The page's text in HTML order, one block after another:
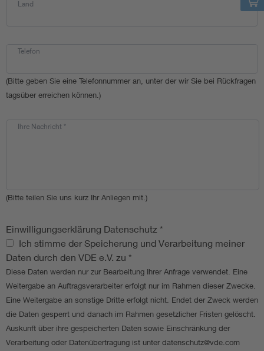
Land
Telefon
(Bitte geben Sie eine Telefonnummer an, unter der wir Sie bei Rückfragen
tagsüber erreichen können.)
Ihre Nachricht *
(Bitte teilen Sie uns kurz Ihr Anliegen mit.)
Einwilligungserklärung Datenschutz *
Einwilligungserklärung Datenschutz
Ich stimme der Speicherung und Verarbeitung meiner
Daten durch den VDE e.V. zu *
Diese Daten werden nur zur Bearbeitung Ihrer Anfrage verwendet. Eine
Weitergabe an Auftragsverarbeiter erfolgt nur im Rahmen dieser Zwecke.
Eine Weitergabe an sonstige Dritte erfolgt nicht. Endet der Zweck werden
die Daten gesperrt und danach im Rahmen gesetzlicher Fristen gelöscht.
Auskunft über ihre gespeicherten Daten sowie Einschränkung der
Verarbeitung oder Datenübertragung ist unter datenschutz@vde.com